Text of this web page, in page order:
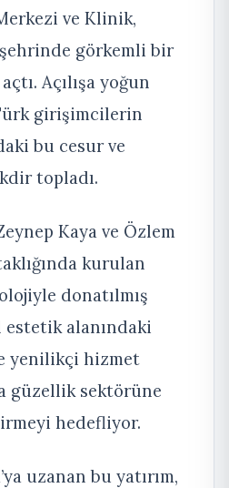
ve Klinik,
şehrinde görkemli bir
Açılışa yoğun
girişimcilerin
bu cesur ve
topladı.
Kaya ve Özlem
kurulan
donatılmış
estetik alanındaki
yenilikçi hizmet
güzellik sektörüne
hedefliyor.
uzanan bu yatırım,